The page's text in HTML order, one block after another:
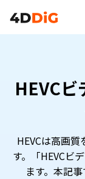
HEVC
HEVCは高画
す。「HEVCビ
ます。本記